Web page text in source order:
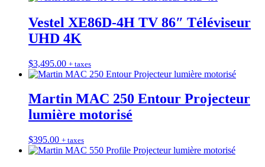
Vestel XE86D-4H TV 86″ Téléviseur
UHD 4K
$3,495.00 + taxes
Martin MAC 250 Entour Projecteur
lumière motorisé
$395.00 + taxes